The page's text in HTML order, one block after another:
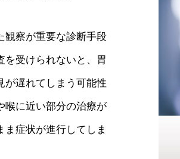
観察が重要な診断手段
を受けられないと、胃
が遅れてしまう可能性
喉に近い部分の治療が
症状が進行してしま